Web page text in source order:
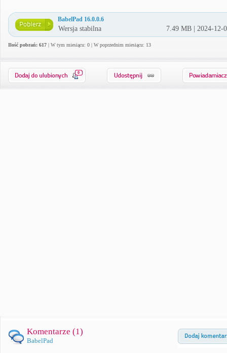
BabelPad 16.0.0.6
Wersja stabilna 7.49 MB | 2024-12-
Ilość pobrań: 617 | W tym miesiącu: 0 | W poprzednim miesiącu: 13
0
Komentarze (1)
BabelPad